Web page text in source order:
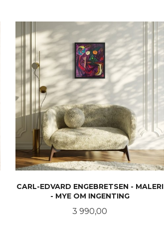
CARL-EDVARD ENGEBRETSEN - MALERI
- MYE OM INGENTING
Pris
3 990,00